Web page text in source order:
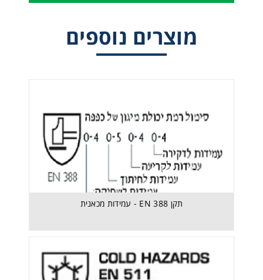
מוצרים נוספים
תקן EN 388 - עמידות מכאנית
תקן EN 388 - עמידות מכאנית